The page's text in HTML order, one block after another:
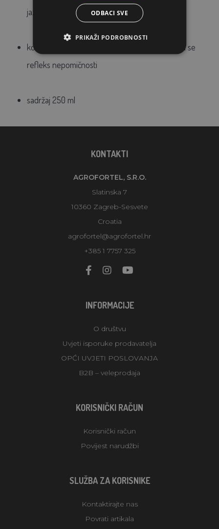
jazbine krmače
kod krmača koje se prase nakon primjene javlja se
refleks nepomičnosti
sadržaj 250 ml
KONTAKTI
AGROFORTEL, S.R.O.
Slatinska 7
10360 Zagreb-Sesvete
Croatia
agrofortel@agrofortel.hr
+385 1 7757 325
INFORMACIJE
O društvu
Uvjeti isporuke prodavatelja
OPĆI UVJETI POSLOVANJA
B2B – veleprodaja
KORISNIČKI RAČUN
Korisnički račun
Povijest narudžbi
SLUŽBA ZA KORISNIKE
Kontaktirajte nas
Povrati artikala
ODBACI SVE
PRIKAŽI PODROBNOSTI